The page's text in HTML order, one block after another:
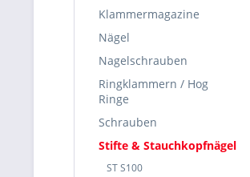
Klammermagazine
Nägel
Nagelschrauben
Ringklammern / Hog
Ringe
Schrauben
Stifte & Stauchkopfnägel
ST S100